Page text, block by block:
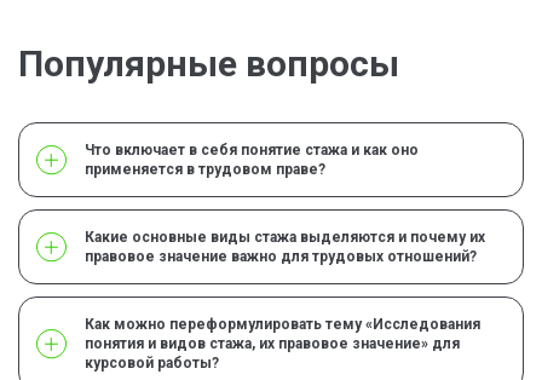
Популярные вопросы
Что включает в себя понятие стажа и как оно
применяется в трудовом праве?
Какие основные виды стажа выделяются и почему их
правовое значение важно для трудовых отношений?
Как можно переформулировать тему «Исследования
понятия и видов стажа, их правовое значение» для
курсовой работы?